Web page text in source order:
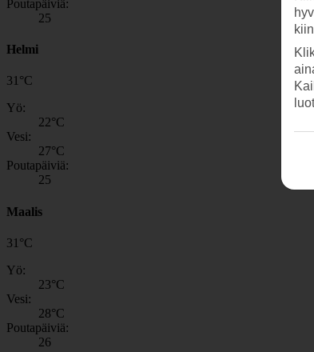
Poutapäiviä:
25
Helmi
31°C
Yö:
22°C
Vesi:
27°C
Poutapäiviä:
25
Maalis
31 °C
Yö:
23°C
Vesi:
28°C
Poutapäiviä:
26